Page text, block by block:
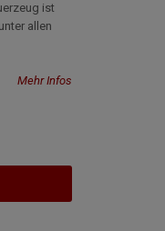
ist
allen
Mehr Infos